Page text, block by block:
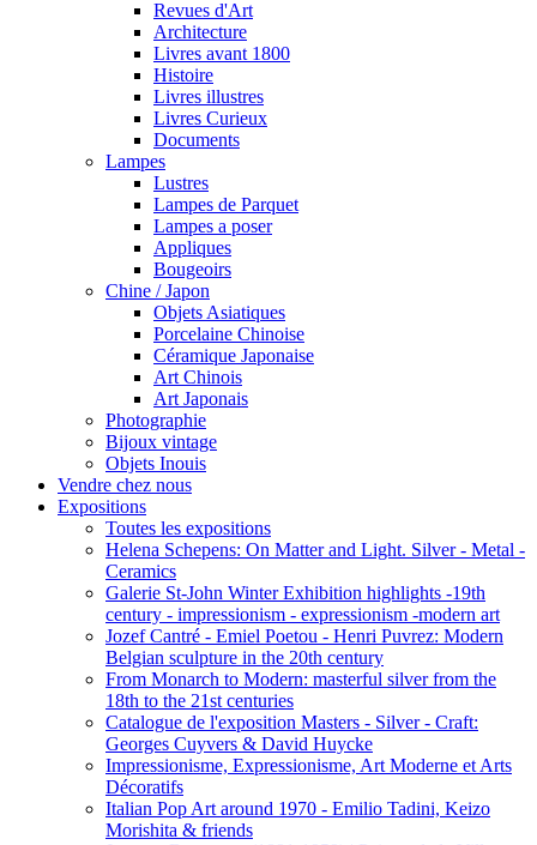
Revues d'Art
Architecture
Livres avant 1800
Histoire
Livres illustres
Livres Curieux
Documents
Lampes
Lustres
Lampes de Parquet
Lampes a poser
Appliques
Bougeoirs
Chine / Japon
Objets Asiatiques
Porcelaine Chinoise
Céramique Japonaise
Art Chinois
Art Japonais
Photographie
Bijoux vintage
Objets Inouis
Vendre chez nous
Expositions
Toutes les expositions
Helena Schepens: On Matter and Light. Silver - Metal -
Ceramics
Galerie St-John Winter Exhibition highlights -19th
century - impressionism - expressionism -modern art
Jozef Cantré - Emiel Poetou - Henri Puvrez: Modern
Belgian sculpture in the 20th century
From Monarch to Modern: masterful silver from the
18th to the 21st centuries
Catalogue de l'exposition Masters - Silver - Craft:
Georges Cuyvers & David Huycke
Impressionisme, Expressionisme, Art Moderne et Arts
Décoratifs
Italian Pop Art around 1970 - Emilio Tadini, Keizo
Morishita & friends